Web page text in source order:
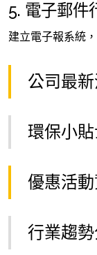
5. 電子郵件
建立電子報系統
公司最
環保小
優惠活
行業趨